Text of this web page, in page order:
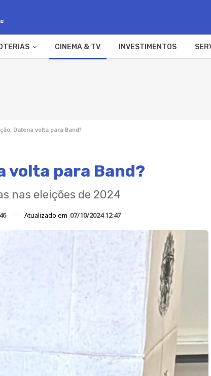
CINEMA & TV INVESTIMENTOS
Datena volta para Band?
volta para Band?
nas eleições de 2024
Atualizado em 07/10/2024 12:47